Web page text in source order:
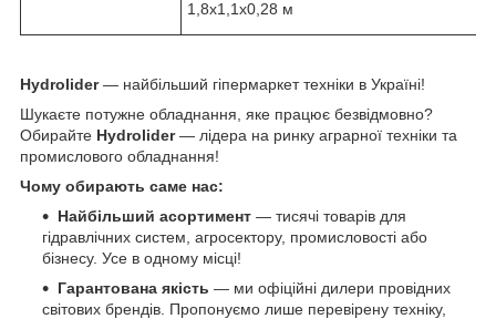
1,8x1,1x0,28 м
Hydrolider— найбільший гіпермаркет техніки в Україні!
Шукаєте потужне обладнання, яке працює безвідмовно?
Обирайте Hydrolider— лідера на ринку аграрної техніки та
промислового обладнання!
Чому обирають саме нас:
Найбільший асортимент — тисячі товарів для
гідравлічних систем, агросектору, промисловості або
бізнесу. Усе в одному місці!
Гарантована якість — ми офіційні дилери провідних
світових брендів. Пропонуємо лише перевірену техніку,